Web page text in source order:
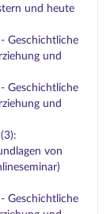
und heute
Geschichtliche
und
Geschichtliche
und
von
Geschichtliche